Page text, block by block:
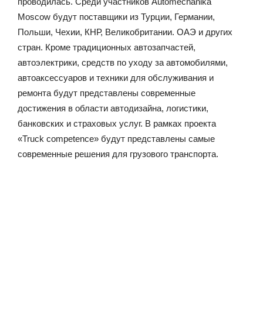
Moscow будут поставщики из Турции, Германии,
Польши, Чехии, КНР, Великобритании. ОАЭ и других
стран. Кроме традиционных автозапчастей,
автоэлектрики, средств по уходу за автомобилями,
автоаксессуаров и техники для обслуживания и
ремонта будут представлены современные
достижения в области автодизайна, логистики,
банковских и страховых услуг. В рамках проекта
«Truck competence» будут представлены самые
современные решения для грузового транспорта.